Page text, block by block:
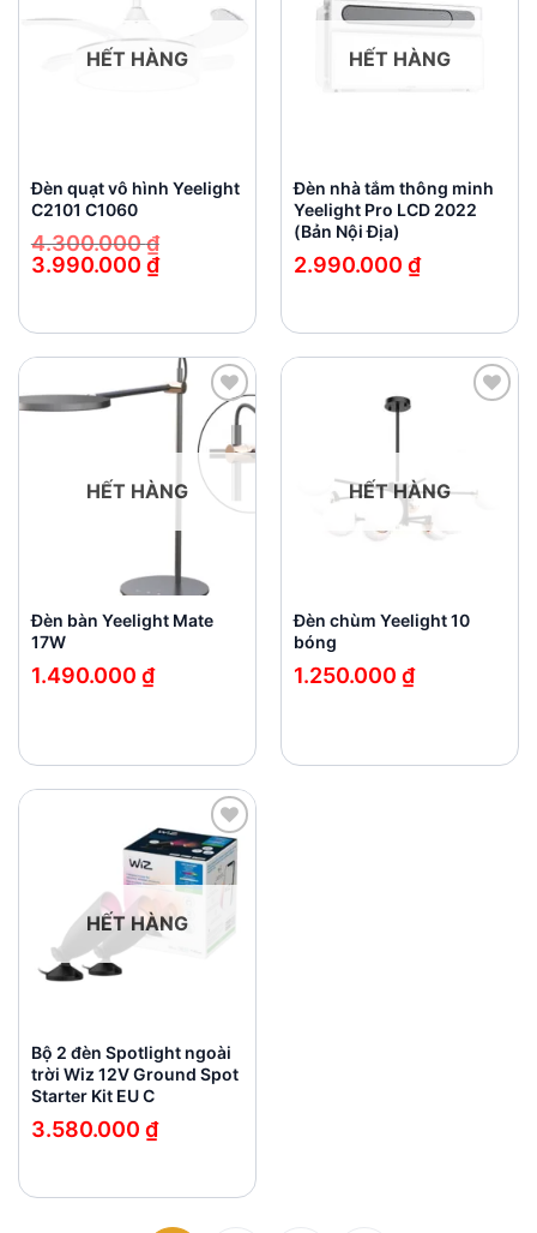
HẾT HÀNG
Đèn quạt vô hình Yeelight
C2101 C1060
4.300.000₫
4.300.000 ₫.
3.990.000 ₫
là:
HẾT HÀNG
Đèn nhà tắm thông minh
Yeelight Pro LCD 2022
(Bản Nội Địa)
2.990.000 ₫
Add to
wishlist
HẾT HÀNG
Đèn bàn Yeelight Mate
17W
1.490.000 ₫
HẾT HÀNG
Đèn chùm Yeelight 10
bóng
1.250.000 ₫
Add to
wishlist
HẾT HÀNG
Bộ 2 đèn Spotlight ngoài
trời Wiz 12V Ground Spot
Starter Kit EU C
3.580.000 ₫